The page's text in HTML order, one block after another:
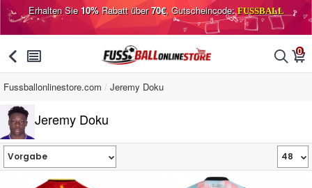
Erhalten Sie10%Rabatt über70€, Gutscheincode:FUSSBALL
󰅯 󰂩 󰂨 0
󰃦
Fussballonlinestore.com Jeremy Doku
Jeremy Doku